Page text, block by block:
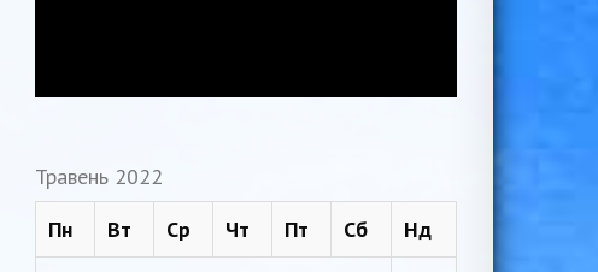
Травень 2022
Пн
Вт Ср Чт Пт Сб Нд